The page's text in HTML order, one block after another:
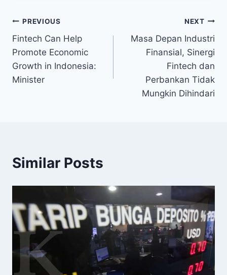
Post
navigation
PREVIOUS
Fintech Can Help
Promote Economic
Growth in Indonesia:
Minister
NEXT
Masa Depan Industri
Finansial, Sinergi
Fintech dan
Perbankan Tidak
Mungkin Dihindari
Similar Posts